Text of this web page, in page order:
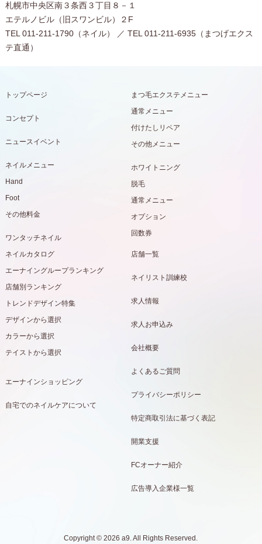
札幌市中央区南３条西３丁目８－１
エテルノビル（旧スワンビル）２F
TEL 011-211-1790（ネイル） ／ TEL 011-211-6935（まつげエクス
テ直通）
トップページ
コンセプト
ニュースイベント
ネイルメニュー
Hand
Foot
その他料金
ワンタッチネイル
まつ毛エクステメニュー
通常メニュー
付けたしリペア
その他メニュー
ホワイトニング
脱毛
通常メニュー
オプション
回数券
ネイルカタログ
エーナイングループランキング
店舗別ランキング
トレンドデザイン特集
デザインから選択
カラーから選択
テイストから選択
エーナインショッピング
自宅でのネイルケアについて
店舗一覧
ネイリスト訓練校
求人情報
求人お申込み
会社概要
よくあるご質問
プライバシーポリシー
特定商取引法に基づく表記
開業支援
FCオーナー紹介
広告導入企業様一覧
Copyright © 2026 a9. All Rights Reserved.